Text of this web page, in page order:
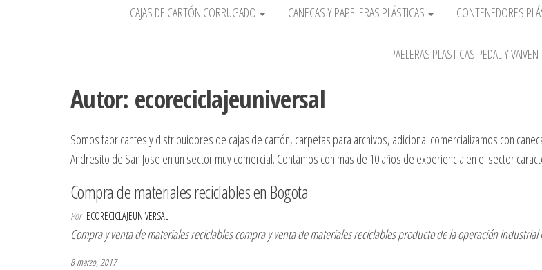
CAJAS DE CARTÓN CORRUGADO CANECAS Y PAPELERAS PLÁSTICAS CONTENEDORES
PAELERAS PLASTICAS PEDAL Y VAIVEN
Autor: ecoreciclajeuniversal
Somos fabricantes y distribuidores de cajas de cartón, carpetas para archivos, adicional comercializamos con
Andresito de San Jose en un sector muy comercial. Contamos con mas de 10 años de experiencia en el sector
Compra de materiales reciclables en Bogota
Por ECORECICLAJEUNIVERSAL
Compra y venta de materiales reciclables compra y venta de materiales reciclables producto de la operación
8 marzo, 2017